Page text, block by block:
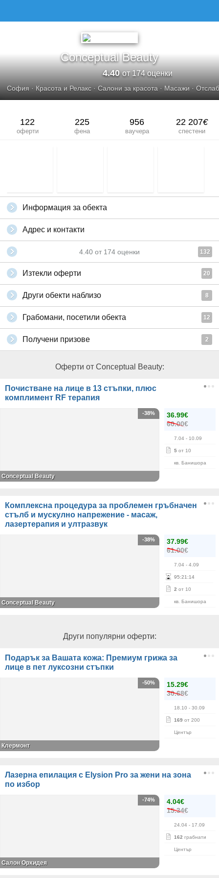
Conceptual Beauty
4.40от 174 оценки
София · Красота и Релакс · Салони за красота · Масажи ·
122
оферти
225
фена
956
ваучера
22 207€
спестени
Информация за обекта
Адрес и контакти
4.40 от 174 оценки 132
Изтекли оферти 20
Други обекти наблизо 8
Грабомани, посетили обекта 12
Получени призове 2
Оферти от Conceptual Beauty:
Почистване на лице в 13 стъпки, плюс
комплимент RF терапия
36.99€
60.00€
7.04 - 10.09
5 от 10
кв. Банишора
-38%
Conceptual Beauty
Комплексна процедура за проблемен гръбначен
стълб и мускулно напрежение - масаж,
лазертерапия и ултразвук
37.99€
61.00€
7.04 - 4.09
95:21 :14
2 от 10
кв. Банишора
-38%
Conceptual Beauty
Други популярни оферти:
Подарък за Вашата кожа: Премиум грижа за
лице в пет луксозни стъпки
15.29€
30.68€
18.10 - 30.09
169 от 200
Център
-50%
Клермонт
Лазерна епилация с Elysion Pro за жени на зона
по избор
4.04€
15.34€
24.04 - 17.09
162 грабнати
Център
-74%
Салон Орхидея